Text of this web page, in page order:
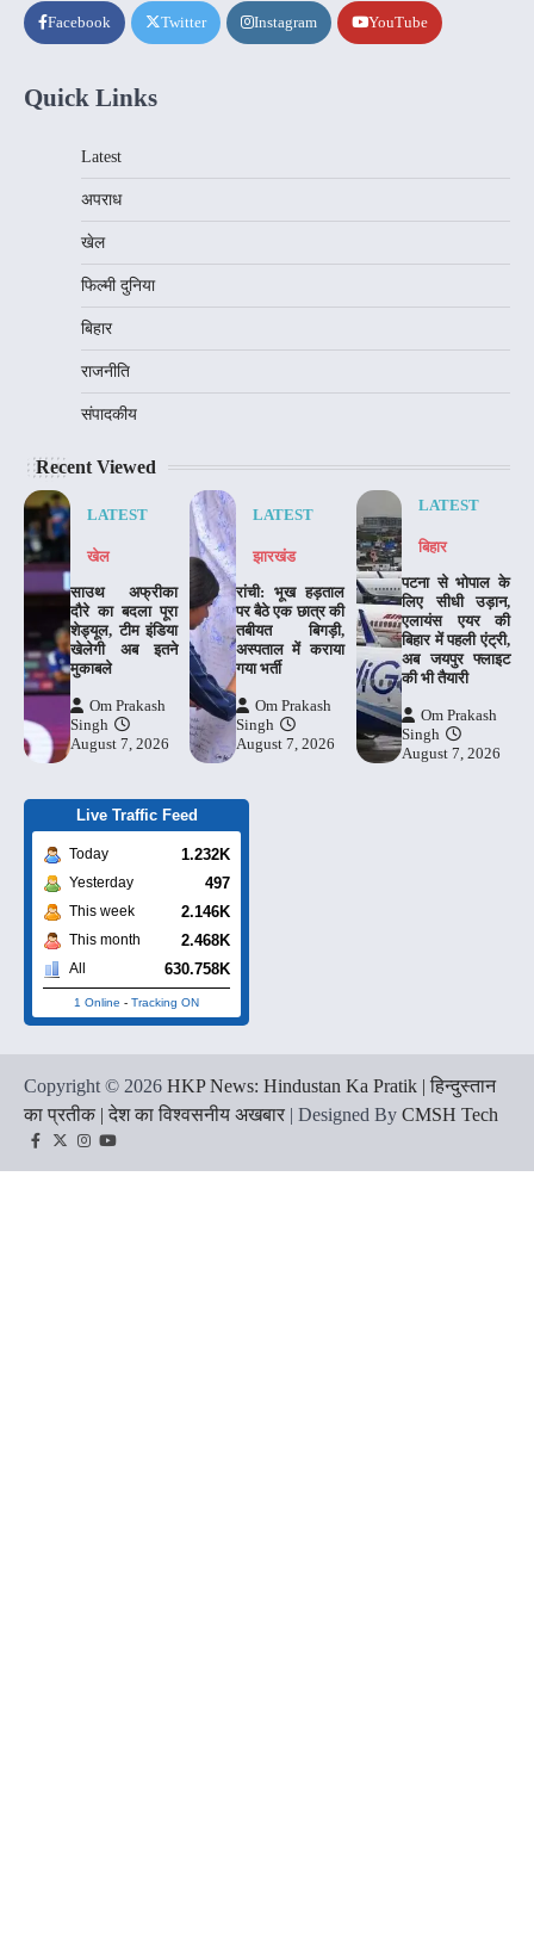
Facebook Twitter Instagram YouTube
Quick Links
Latest
अपराध
खेल
फिल्मी दुनिया
बिहार
राजनीति
संपादकीय
Recent Viewed
LATEST
खेल
साउथ अफ्रीका
दौरे का बदला पूरा
शेड्यूल, टीम इंडिया
खेलेगी अब इतने
मुकाबले
Om Prakash
Singh
August 7, 2026
LATEST
झारखंड
रांची: भूख हड़ताल
पर बैठे एक छात्र की
तबीयत बिगड़ी,
अस्पताल में कराया
गया भर्ती
Om Prakash
Singh
August 7, 2026
LATEST
बिहार
पटना से भोपाल के
लिए सीधी उड़ान,
एलायंस एयर की
बिहार में पहली एंट्री,
अब जयपुर फ्लाइट
की भी तैयारी
Om Prakash
Singh
August 7, 2026
Live Traffic Feed
Today 1.232K
Yesterday 497
This week 2.146K
This month 2.468K
All 630.758K
1 Online - Tracking ON
Copyright © 2026 HKP News: Hindustan Ka Pratik | हिन्दुस्तान
का प्रतीक | देश का विश्वसनीय अखबार | Designed By CMSH Tech
Facebook
TwitterInstagram
YouTube